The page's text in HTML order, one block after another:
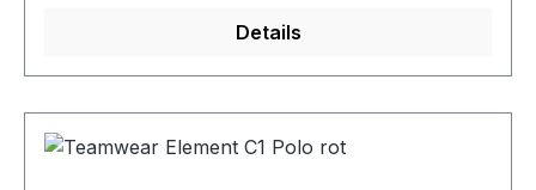
Details